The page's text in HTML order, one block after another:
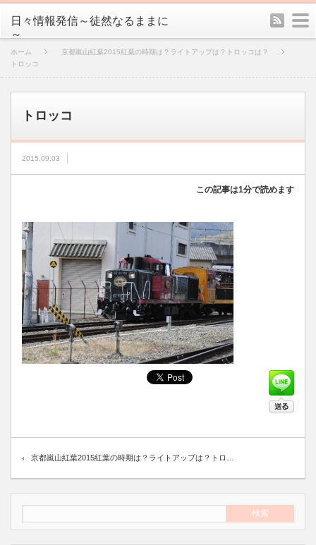
日々情報発信～徒然なるままに
～
rss
ホーム
京都嵐山紅葉2015紅葉の時期は？ライトアップは？トロッコは？
トロッコ
トロッコ
2015.09.03
この記事は1分で読めます
京都嵐山紅葉2015紅葉の時期は？ライトアップは？トロ…